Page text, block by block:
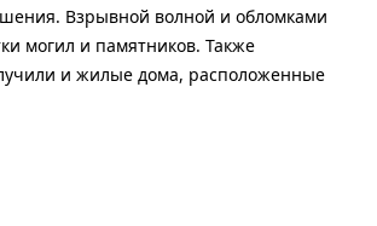
Взрывной волной и обломками
могил и памятников. Также
и жилые дома, расположенные